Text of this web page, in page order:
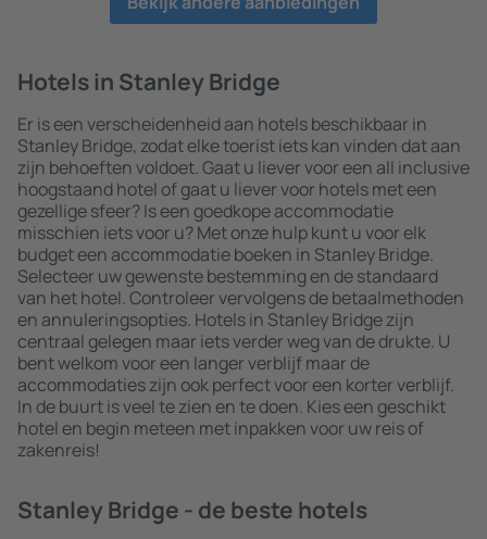
Hotels in Stanley Bridge
Er is een verscheidenheid aan hotels beschikbaar in
Stanley Bridge, zodat elke toerist iets kan vinden dat aan
zijn behoeften voldoet. Gaat u liever voor een all inclusive
hoogstaand hotel of gaat u liever voor hotels met een
gezellige sfeer? Is een goedkope accommodatie
misschien iets voor u? Met onze hulp kunt u voor elk
budget een accommodatie boeken in Stanley Bridge.
Selecteer uw gewenste bestemming en de standaard
van het hotel. Controleer vervolgens de betaalmethoden
en annuleringsopties. Hotels in Stanley Bridge zijn
centraal gelegen maar iets verder weg van de drukte. U
bent welkom voor een langer verblijf maar de
accommodaties zijn ook perfect voor een korter verblijf.
In de buurt is veel te zien en te doen. Kies een geschikt
hotel en begin meteen met inpakken voor uw reis of
zakenreis!
Stanley Bridge - de beste hotels